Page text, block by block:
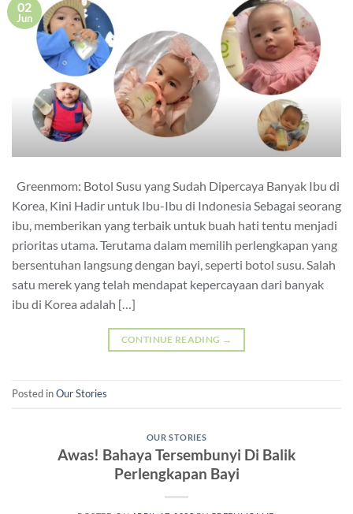
02
Jun
Greenmom: Botol Susu yang Sudah Dipercaya Banyak Ibu di
Korea, Kini Hadir untuk Ibu-Ibu di Indonesia Sebagai seorang
ibu, memberikan yang terbaik untuk buah hati tentu menjadi
prioritas utama. Terutama dalam memilih perlengkapan yang
bersentuhan langsung dengan bayi, seperti botol susu. Salah
satu merek yang telah mendapat kepercayaan dari banyak
ibu di Korea adalah […]
CONTINUE READING →
Posted inOur Stories
OUR STORIES
Awas! Bahaya Tersembunyi Di Balik
Perlengkapan Bayi